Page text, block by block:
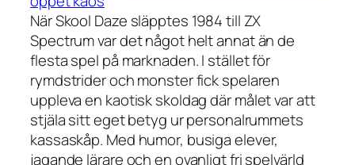
När Skool Daze släpptes 1984 till ZX
Spectrum var det något helt annat än de
flesta spel på marknaden. I stället för
rymdstrider och monster fick spelaren
uppleva en kaotisk skoldag där målet var att
stjäla sitt eget betyg ur personalrummets
kassaskåp. Med humor, busiga elever,
jagande lärare och en ovanligt fri spelvärld